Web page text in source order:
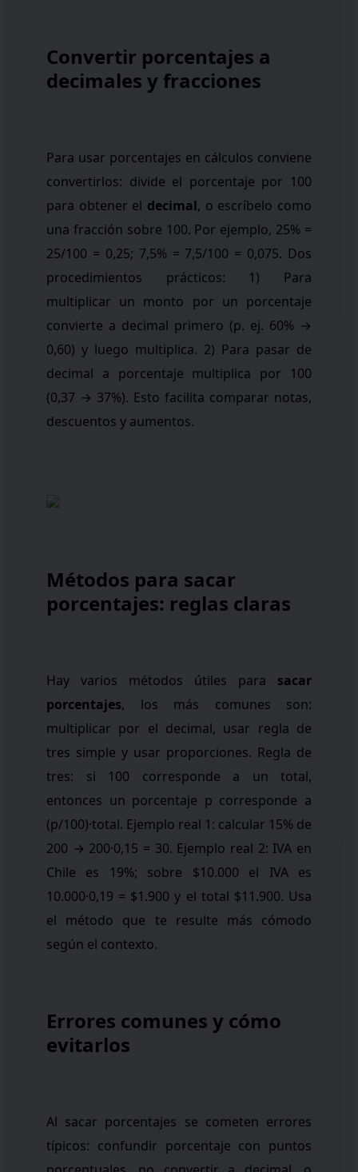
Convertir porcentajes a
decimales y fracciones
Para usar porcentajes en cálculos conviene
convertirlos: divide el porcentaje por 100
para obtener el decimal, o escríbelo como
una fracción sobre 100. Por ejemplo, 25% =
25/100 = 0,25; 7,5% = 7,5/100 = 0,075. Dos
procedimientos prácticos: 1) Para
multiplicar un monto por un porcentaje
convierte a decimal primero (p. ej. 60% →
0,60) y luego multiplica. 2) Para pasar de
decimal a porcentaje multiplica por 100
(0,37 → 37%). Esto facilita comparar notas,
descuentos y aumentos.
Métodos para sacar
porcentajes: reglas claras
Hay varios métodos útiles para sacar
porcentajes, los más comunes son:
multiplicar por el decimal, usar regla de
tres simple y usar proporciones. Regla de
tres: si 100 corresponde a un total,
entonces un porcentaje p corresponde a
(p/100)·total. Ejemplo real 1: calcular 15% de
200 → 200·0,15 = 30. Ejemplo real 2: IVA en
Chile es 19%; sobre $10.000 el IVA es
10.000·0,19 = $1.900 y el total $11.900. Usa
el método que te resulte más cómodo
según el contexto.
Errores comunes y cómo
evitarlos
Al sacar porcentajes se cometen errores
típicos: confundir porcentaje con puntos